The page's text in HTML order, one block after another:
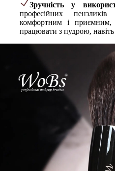
Зручність у
професійних
комфортним і
працювати з пудрою,